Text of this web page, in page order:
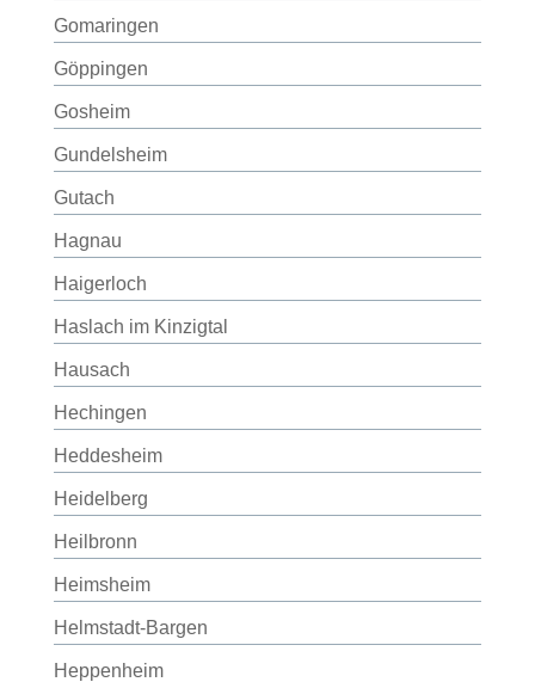
Gomaringen
Göppingen
Gosheim
Gundelsheim
Gutach
Hagnau
Haigerloch
Haslach im Kinzigtal
Hausach
Hechingen
Heddesheim
Heidelberg
Heilbronn
Heimsheim
Helmstadt-Bargen
Heppenheim